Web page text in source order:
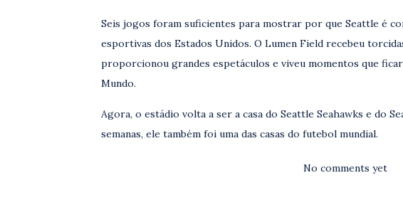
Seis jogos foram suficientes para mostrar por que Seattle é
esportivas dos Estados Unidos. O Lumen Field recebeu
proporcionou grandes espetáculos e viveu momentos que
Mundo.
Agora, o estádio volta a ser a casa do Seattle Seahawks e do
semanas, ele também foi uma das casas do futebol mundial.
No comments yet